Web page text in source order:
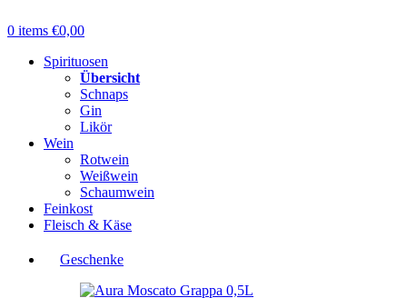
0 items €0,00
Spirituosen
Übersicht
Schnaps
Gin
Likör
Wein
Rotwein
Weißwein
Schaumwein
Feinkost
Fleisch & Käse
Geschenke